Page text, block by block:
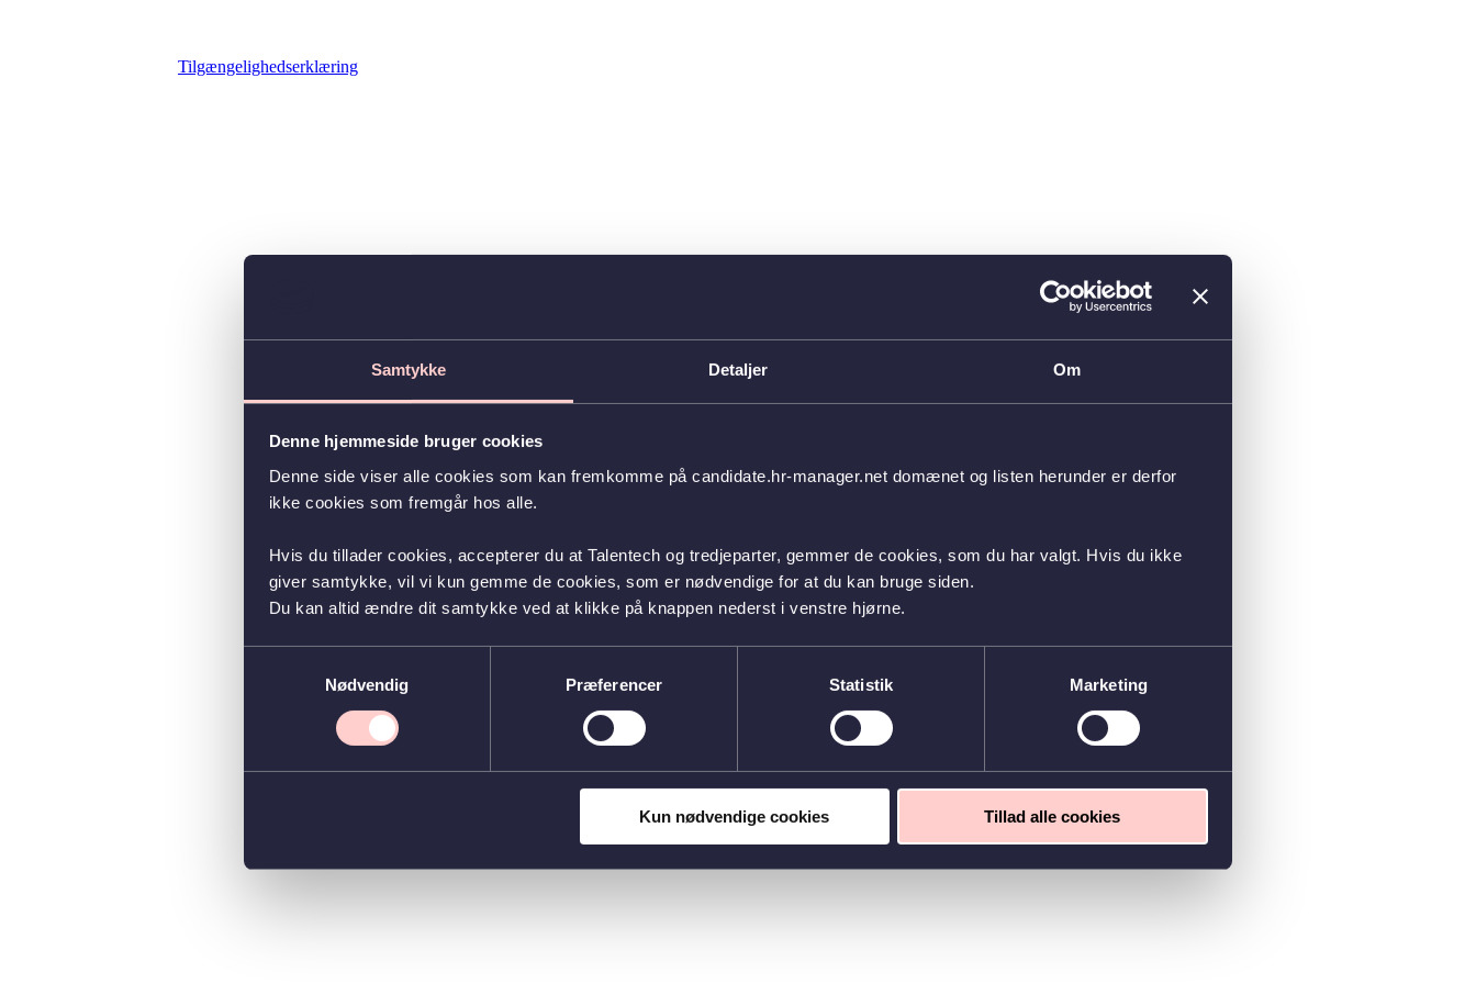
Samtykke Detaljer Om
Denne hjemmeside bruger cookies
Denne side viser alle cookies som kan fremkomme på candidate.hr-manager.net domænet og listen herunder er derfor
ikke cookies som fremgår hos alle.
Hvis du tillader cookies, accepterer du at Talentech og tredjeparter, gemmer de cookies, som du har valgt. Hvis du ikke
giver samtykke, vil vi kun gemme de cookies, som er nødvendige for at du kan bruge siden.
Du kan altid ændre dit samtykke ved at klikke på knappen nederst i venstre hjørne.
Nødvendig
Præferencer Statistik Marketing
Kun nødvendige cookies Tillad alle cookies
Tilgængelighedserklæring